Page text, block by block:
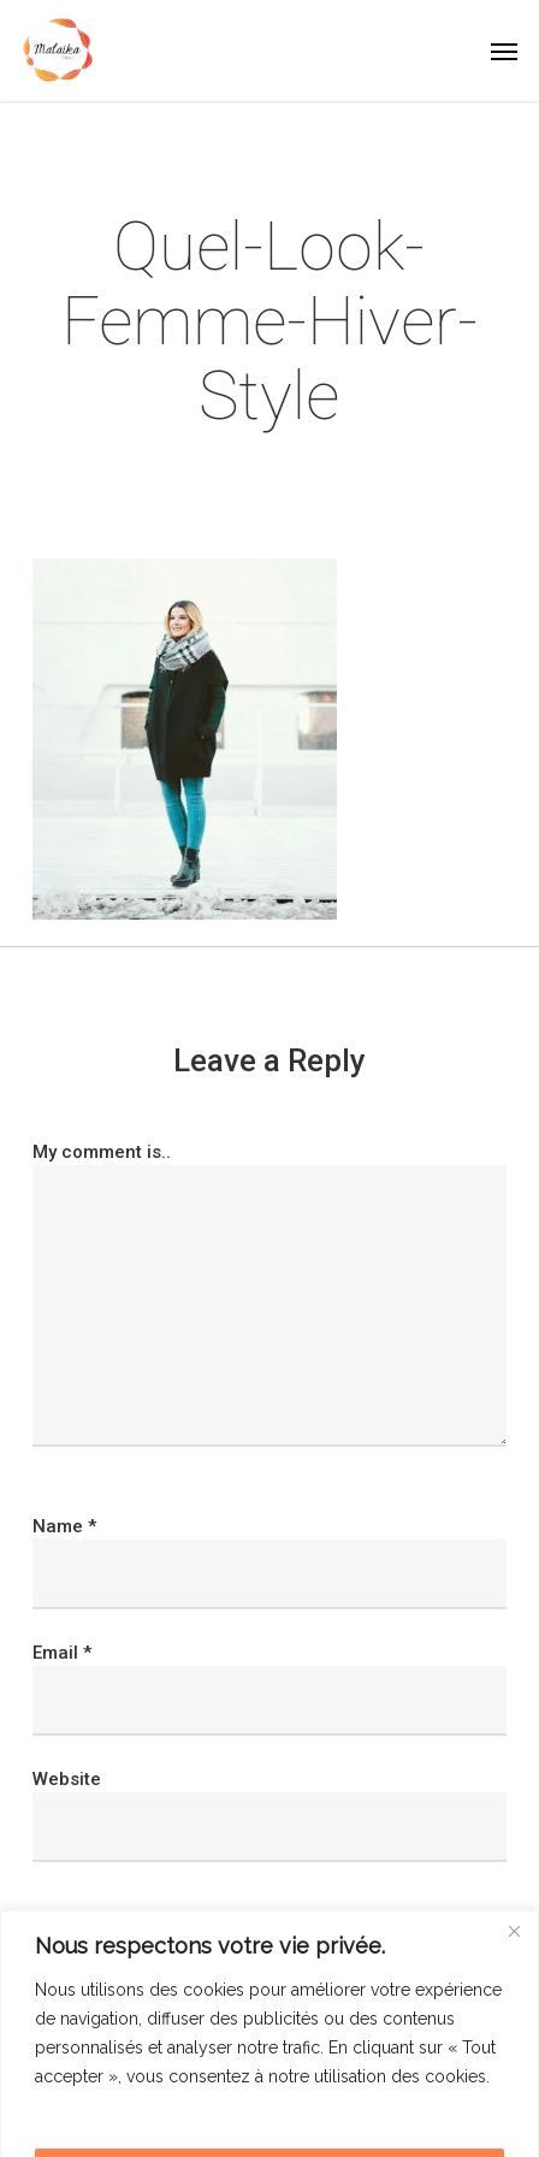
Nous respectons votre vie privée.
Nous utilisons des cookies pour améliorer votre expérience
de navigation, diffuser des publicités ou des contenus
personnalisés et analyser notre trafic. En cliquant sur « Tout
accepter », vous consentez à notre utilisation des cookies.
main
Quel-Look-
Femme-Hiver-
Style
Leave a Reply
My comment is..
Name *
Email *
Website
Save my name, email, and website in this browser
for the next time I comment.